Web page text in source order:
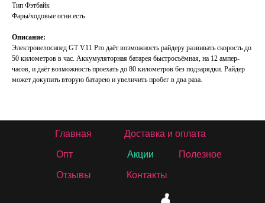
Тип Фэтбайк
Фары/ходовые огни есть
Описание:
Электровелосипед GT V11 Pro даёт возможность райдеру развивать скорость до
50 километров в час. Аккумуляторная батарея быстросъёмная, на 12 ампер-
часов, и даёт возможность проехать до 80 километров без подзарядки. Райдер
может докупить вторую батарею и увеличить пробег в два раза.
Главная Доставка и оплата
Опт
Отзывы
Акции
Контакты
Полезное